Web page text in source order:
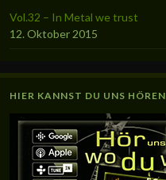
Vol.32 – In Metal we trust
12. Oktober 2015
HIER KANNST DU UNS HÖREN